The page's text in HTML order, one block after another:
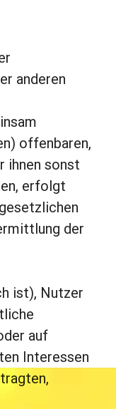
anderen
offenbaren,
ihnen sonst
erfolgt
der
ist), Nutzer
auf
Interessen